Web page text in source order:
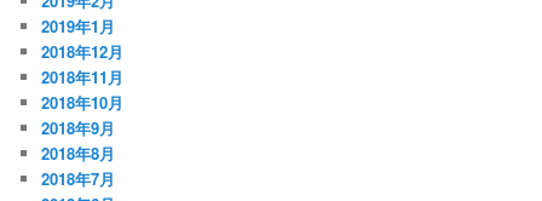
2019年1月
2018年12月
2018年11月
2018年10月
2018年9月
2018年8月
2018年7月